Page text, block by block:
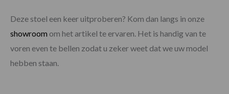
Deze stoel een keer uitproberen? Kom dan langs in onze
showroom om het artikel te ervaren. Het is handig van te
voren even te bellen zodat u zeker weet dat we uw model
hebben staan.